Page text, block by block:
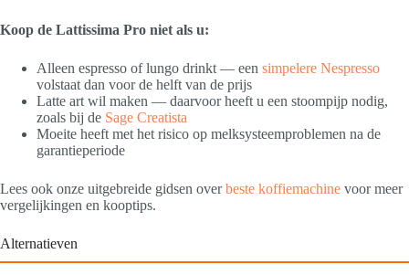
Koop de Lattissima Pro niet als u:
Alleen espresso of lungo drinkt — een simpelere Nespresso
volstaat dan voor de helft van de prijs
Latte art wil maken — daarvoor heeft u een stoompijp nodig,
zoals bij de Sage Creatista
Moeite heeft met het risico op melksysteemproblemen na de
garantieperiode
Lees ook onze uitgebreide gidsen overbeste koffiemachine voor meer
vergelijkingen en kooptips.
Alternatieven